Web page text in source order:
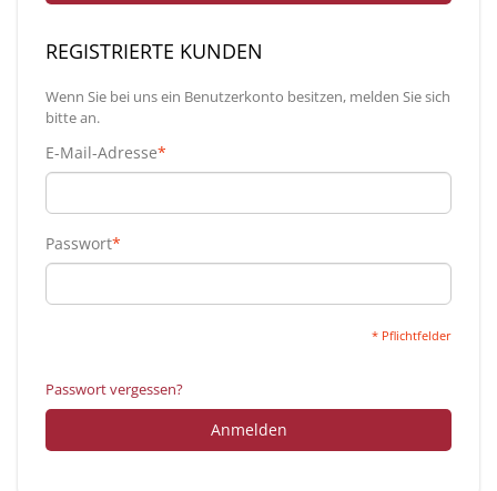
REGISTRIERTE KUNDEN
Wenn Sie bei uns ein Benutzerkonto besitzen, melden Sie sich
bitte an.
*
E-Mail-Adresse
*
Passwort
* Pflichtfelder
Passwort vergessen?
Anmelden